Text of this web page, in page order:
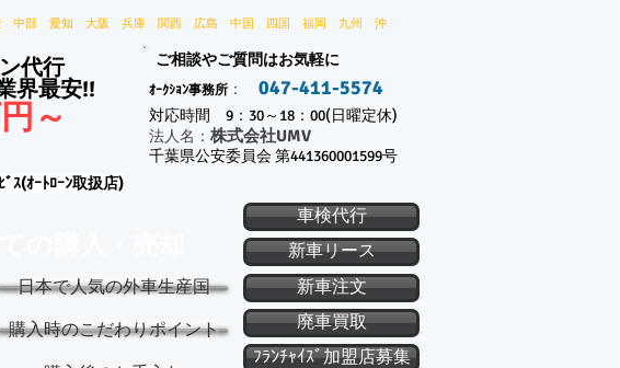
中部 愛知 大阪 兵庫 関西 広島 中国 四国 福岡 九州 沖
代行
界最安!!
～
ご相談やご質問はお気軽に
ｵｰｸｼｮﾝ事務所 ： 047-411-5574
対応時間 9：30～18：00(日曜定休)
​法人名： 株式会社UMV
千葉県公安委員会 第441360001599号
ﾞｽ(ｵｰﾄﾛｰﾝ取扱店)
日本で人気の外車生産国
購入時のこだわりポイント
ﾌﾗﾝﾁｬｲｽﾞ加盟店募集
廃車買取
新車注文
新車リース
車検代行